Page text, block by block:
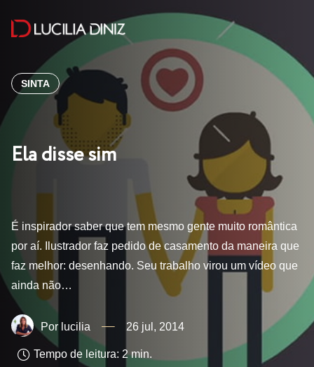
SINTA
Ela disse sim
É inspirador saber que tem mesmo gente muito romântica
por aí. Ilustrador faz pedido de casamento da maneira que
faz melhor: desenhando. Seu trabalho virou um vídeo que
ainda não…
lucilia 26 jul, 2014
Tempo de leitura: 2 min.